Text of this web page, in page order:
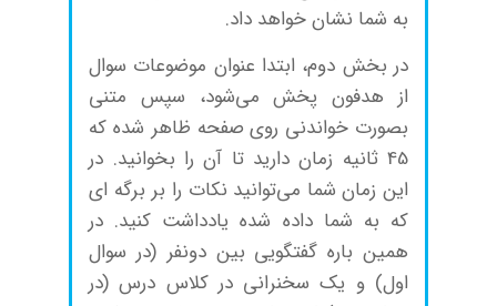
به شما نشان خواهد داد.
در بخش دوم، ابتدا عنوان موضوعات سوال
از هدفون پخش می‌شود، سپس متنی
بصورت خواندنی روی صفحه ظاهر شده که
45 ثانیه زمان دارید تا آن را بخوانید. در
این زمان شما می‌توانید نکات را بر برگه ای
که به شما داده شده یادداشت کنید. در
همین باره گفتگویی بین دونفر (در سوال
اول) و یک سخنرانی در کلاس درس (در